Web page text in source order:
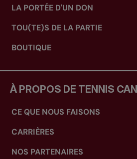
LA PORTÉE D'UN DON
TOU(TE)S DE LA PARTIE
BOUTIQUE
À PROPOS DE TENNIS
CE QUE NOUS FAISONS
CARRIÈRES
NOS PARTENAIRES